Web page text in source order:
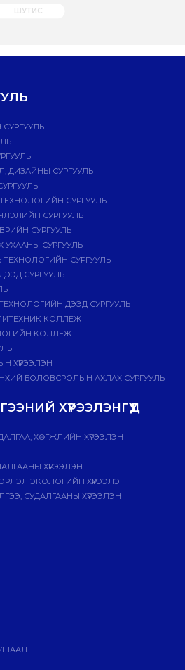
СУРГУУЛЬ
ДИЗАЙНЫ СУРГУУЛЬ
СУРГУУЛЬ
СУРГУУЛЬ
СУРГУУЛЬ
СУРГУУЛЬ
ТЕХНОЛОГИЙН СУРГУУЛЬ
СУРГУУЛЬ
ДЭЭД СУРГУУЛЬ
КОЛЛЕЖ
КОЛЛЕЖ
ХҮРЭЭЛЭН
БОЛОВСРОЛЫН АХЛАХ СУРГУУЛЬ
ХҮРЭЭЛЭНГҮҮД
ХӨГЖЛИЙН ХҮРЭЭЛЭН
ХҮРЭЭЛЭН
ЭКОЛОГИЙН ХҮРЭЭЛЭН
СУДАЛГААНЫ ХҮРЭЭЛЭН